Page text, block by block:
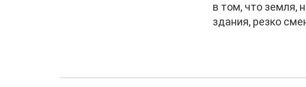
в том, что земля,
здания, резко